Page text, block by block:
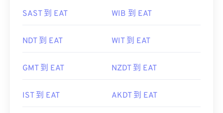
SAST 到 EAT WIB 到 EAT
NDT 到 EAT WIT 到 EAT
GMT 到 EAT NZDT 到 EAT
IST 到 EAT AKDT 到 EAT